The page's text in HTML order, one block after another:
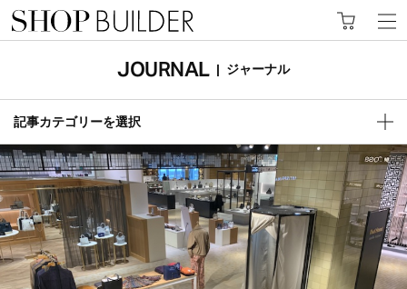
JOURNAL | ジャーナル
記事カテゴリーを選択